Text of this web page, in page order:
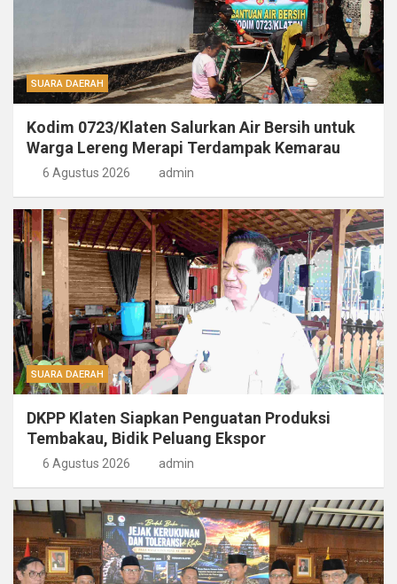
SUARA DAERAH
Kodim 0723/Klaten Salurkan Air Bersih untuk
Warga Lereng Merapi Terdampak Kemarau
6 Agustus 2026 admin
SUARA DAERAH
DKPP Klaten Siapkan Penguatan Produksi
Tembakau, Bidik Peluang Ekspor
6 Agustus 2026 admin